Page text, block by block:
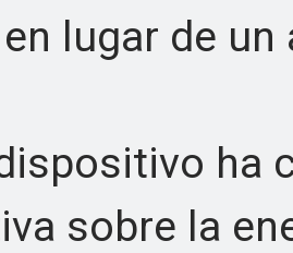
lugar de
ha
sobre la